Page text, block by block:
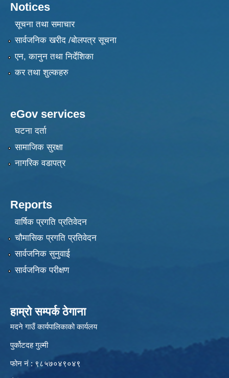
Notices
सूचना तथा समाचार
सार्वजनिक खरीद /बोलपत्र सूचना
एन, कानुन तथा निर्देशिका
कर तथा शुल्कहरु
eGov services
घटना दर्ता
सामाजिक सुरक्षा
नागरिक वडापत्र
Reports
वार्षिक प्रगति प्रतिवेदन
चौमासिक प्रगति प्रतिवेदन
सार्वजनिक सुनुवाई
सार्वजनिक परीक्षण
हाम्रो सम्पर्क ठेगाना
मदने गाउँ कार्यपालिकाको कार्यलय
पुर्कोटदह गुल्मी
फोन नं : ९८५७०४९०४९